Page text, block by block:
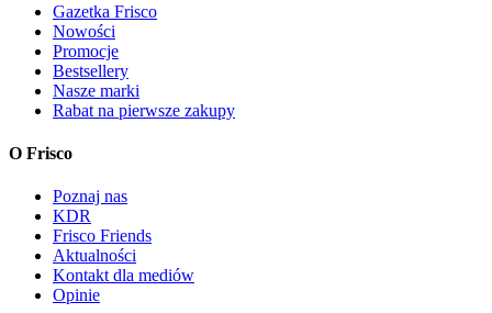
Gazetka Frisco
Nowości
Promocje
Bestsellery
Nasze marki
Rabat na pierwsze zakupy
O Frisco
Poznaj nas
KDR
Frisco Friends
Aktualności
Kontakt dla mediów
Opinie